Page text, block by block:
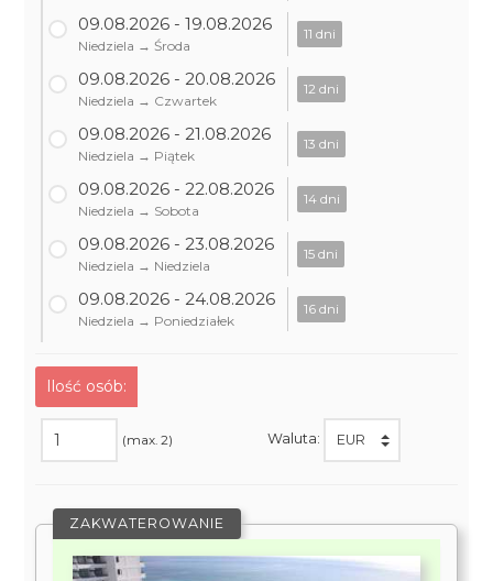
09.08.2026 - 19.08.2026
Niedziela → Środa
11 dni
09.08.2026 - 20.08.2026
Niedziela → Czwartek
12 dni
09.08.2026 - 21.08.2026
Niedziela → Piątek
13 dni
09.08.2026 - 22.08.2026
Niedziela → Sobota
14 dni
09.08.2026 - 23.08.2026
Niedziela → Niedziela
15 dni
09.08.2026 - 24.08.2026
Niedziela → Poniedziałek
16 dni
Ilość osób:
(max. 2) Waluta:
ZAKWATEROWANIE